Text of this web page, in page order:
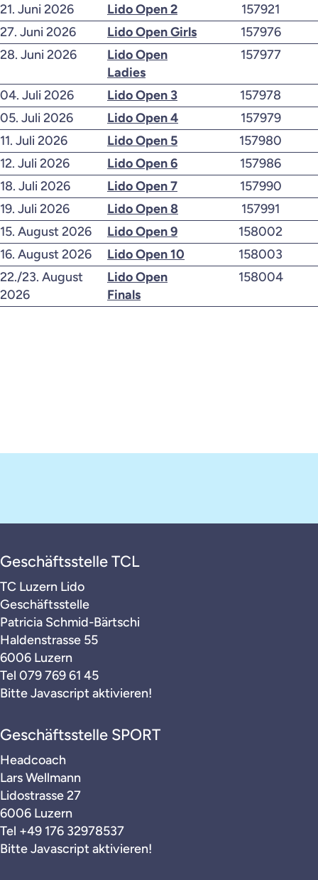
21. Juni 2026
Lido Open 2
157921
27. Juni 2026
Lido Open Girls
157976
28. Juni 2026
Lido Open
Ladies
157977
04. Juli 2026 Lido Open 3
157978
05. Juli 2026
Lido Open 4
157979
11. Juli 2026
Lido Open 5
157980
12. Juli 2026
Lido Open 6
157986
18. Juli 2026
Lido Open 7
157990
19. Juli 2026
Lido Open 8
157991
15. August 2026
Lido Open 9
158002
16. August 2026
Lido Open 10
158003
22./23. August
2026
Lido Open
Finals
158004
Geschäftsstelle TCL
TC Luzern Lido
Geschäftsstelle
Patricia Schmid-Bärtschi
Haldenstrasse 55
6006 Luzern
Tel 079 769 61 45
Bitte Javascript aktivieren!
Geschäftsstelle SPORT
Headcoach
Lars Wellmann
Lidostrasse 27
6006 Luzern
Tel +49 176 32978537
Bitte Javascript aktivieren!